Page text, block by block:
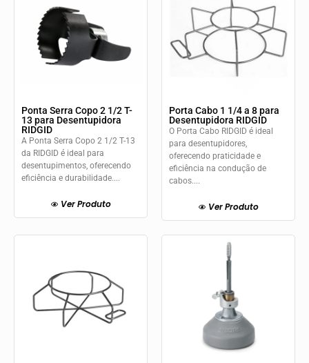
Ponta Serra Copo 2 1/2 T-
13 para Desentupidora
RIDGID
A Ponta Serra Copo 2 1/2 T-13
da RIDGID é ideal para
desentupimentos, oferecendo
eficiência e durabilidade....
Ver Produto
Porta Cabo 1 1/4 a 8 para
Desentupidora RIDGID
O Porta Cabo RIDGID é ideal
para desentupidores,
oferecendo praticidade e
eficiência na condução de
cabos....
Ver Produto